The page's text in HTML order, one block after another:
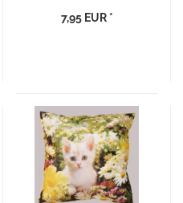
7,95 EUR *